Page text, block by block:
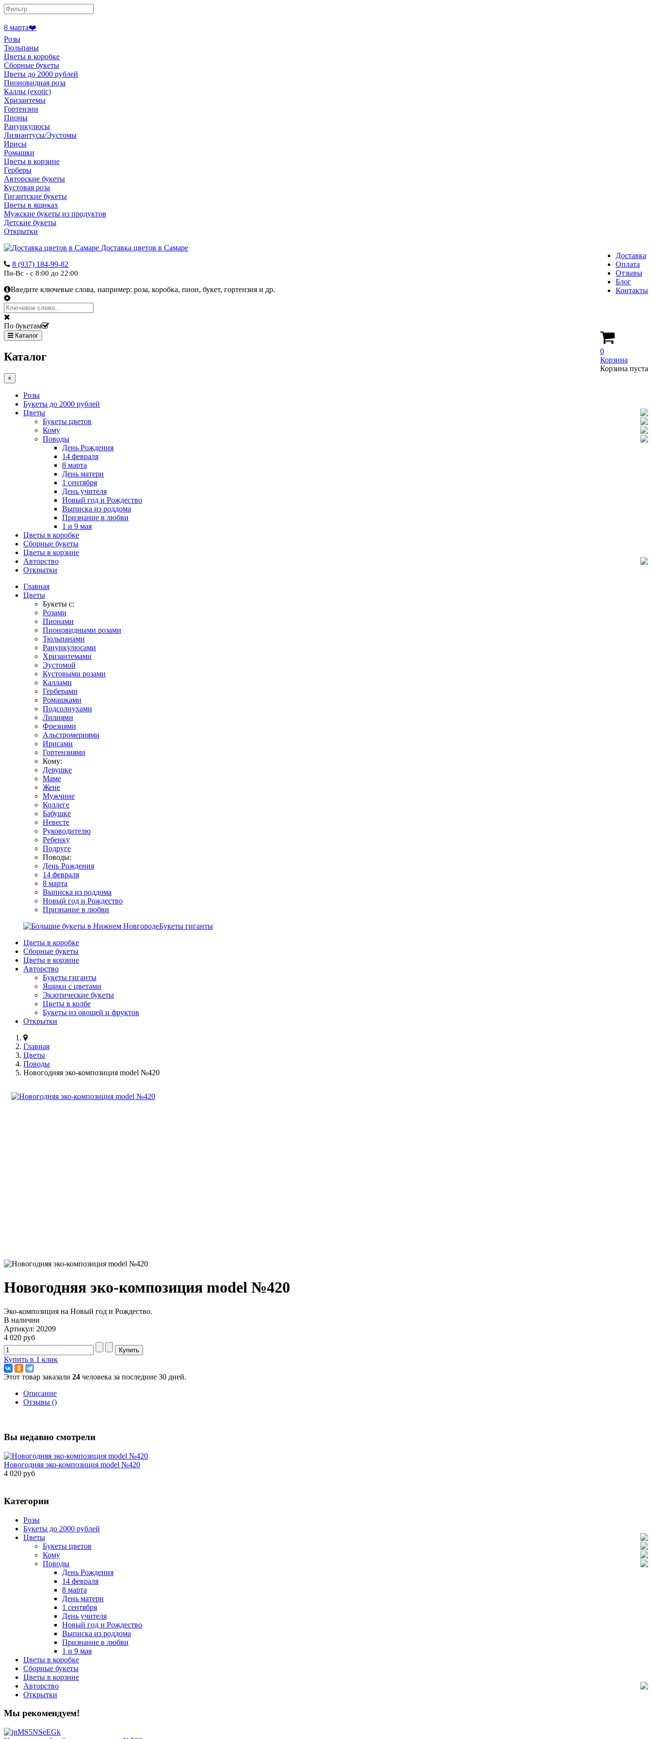
8 марта❤️
Розы
Тюльпаны
Цветы в коробке
Сборные букеты
Цветы до 2000 рублей
Пионовидная роза
Каллы (exotic)
Хризантемы
Гортензии
Пионы
Ранункулюсы
Лизиантусы/Эустомы
Ирисы
Ромашки
Цветы в корзине
Герберы
Авторские букеты
Кустовая роза
Гигантские букеты
Цветы в ящиках
Мужские букеты из продуктов
Детские букеты
Открытки
Доставка
Оплата
Отзывы
Блог
Контакты
Доставка цветов в Самаре
8 (937) 184-99-82
Пн-Вс - с 8:00 до 22:00
Введите ключевые слова, например: роза, коробка, пион, букет, гортензия и др.
По букетам
0
Корзина
Корзина пуста
Каталог
Каталог
×
Розы
Букеты до 2000 рублей
Цветы
Букеты цветов
Кому
Поводы
День Рождения
14 февраля
8 марта
День матери
1 сентября
День учителя
Новый год и Рождество
Выписка из роддома
Признание в любви
1 и 9 мая
Цветы в коробке
Сборные букеты
Цветы в корзине
Авторство
Открытки
Главная
Цветы
Букеты с:
Розами
Пионами
Пионовидными розами
Тюльпанами
Ранункулюсами
Хризантемами
Эустомой
Кустовыми розами
Каллами
Герберами
Ромашками
Подсолнухами
Лилиями
Фрезиями
Альстромериями
Ирисами
Гортензиями
Кому:
Девушке
Маме
Жене
Мужчине
Коллеге
Бабушке
Невесте
Руководителю
Ребенку
Подруге
Поводы:
День Рождения
14 февраля
8 марта
Выписка из роддома
Новый год и Рождество
Признание в любви
Букеты гиганты
Цветы в коробке
Сборные букеты
Цветы в корзине
Авторство
Букеты гиганты
Ящики с цветами
Экзотические букеты
Цветы в колбе
Букеты из овощей и фруктов
Открытки
Главная
Цветы
Поводы
Новогодняя эко-композиция model №420
Новогодняя эко-композиция model №420
Эко-композиция на Новый год и Рождество.
В наличии
Артикул: 20209
4 020 руб
Купить в 1 клик
Этот товар заказали 24 человека за последние 30 дней.
Описание
Отзывы ()
Вы недавно смотрели
Новогодняя эко-композиция model №420
4 020 руб
Категории
Розы
Букеты до 2000 рублей
Цветы
Букеты цветов
Кому
Поводы
День Рождения
14 февраля
8 марта
День матери
1 сентября
День учителя
Новый год и Рождество
Выписка из роддома
Признание в любви
1 и 9 мая
Цветы в коробке
Сборные букеты
Цветы в корзине
Авторство
Открытки
Мы рекомендуем!